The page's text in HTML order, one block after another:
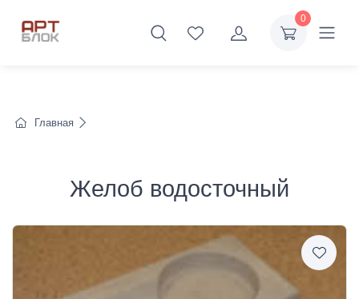
0
Главная
Желоб водосточный